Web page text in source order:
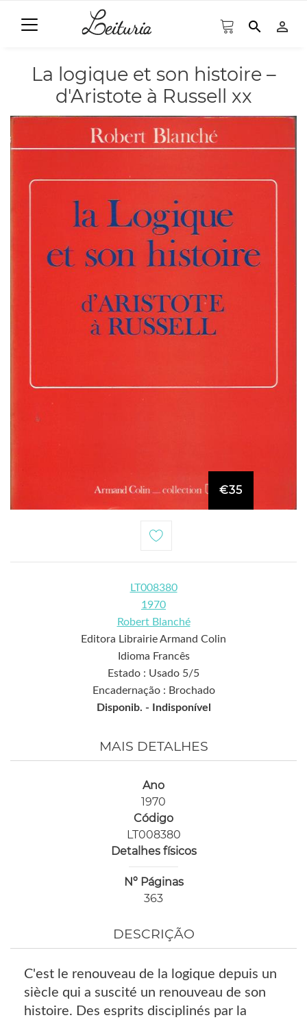
search person_outline
La logique et son histoire –
d'Aristote à Russell xx
€35
LT008380
1970
Robert Blanché
Editora Librairie Armand Colin
Idioma Francês
Estado : Usado 5/5
Encadernação : Brochado
Disponib. -
Indisponível
MAIS DETALHES
Ano
1970
Código
LT008380
Detalhes físicos
Nº Páginas
363
DESCRIÇÃO
C'est le renouveau de la logique depuis un
siècle qui a suscité un renouveau de son
histoire. Des esprits disciplinés par la